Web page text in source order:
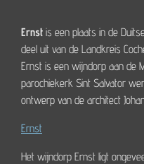
Ernst is een plaats in de
deel uit van de Landkreis
Ernst is een wijndorp aan de
parochiekerk Sint Salvator
ontwerp van de architect
Ernst
Het wijndorp Ernst ligt